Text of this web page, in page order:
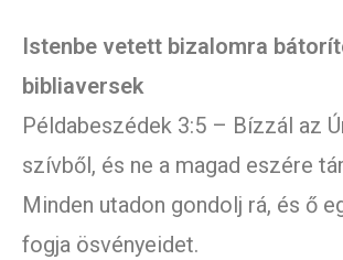
Istenbe vetett bizalomra
bibliaversek
Példabeszédek 3:5 – Bízzál az
szívből, és ne a magad eszére
Minden utadon gondolj rá, és ő
fogja ösvényeidet.